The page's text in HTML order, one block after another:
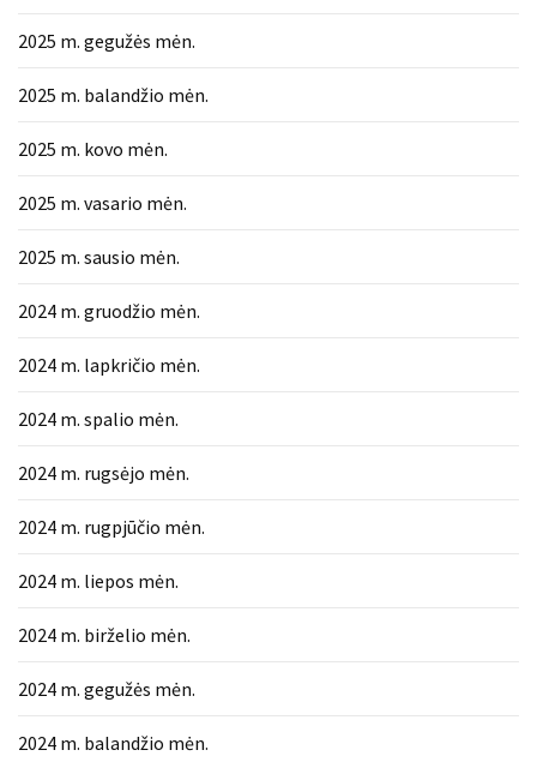
2025 m. gegužės mėn.
2025 m. balandžio mėn.
2025 m. kovo mėn.
2025 m. vasario mėn.
2025 m. sausio mėn.
2024 m. gruodžio mėn.
2024 m. lapkričio mėn.
2024 m. spalio mėn.
2024 m. rugsėjo mėn.
2024 m. rugpjūčio mėn.
2024 m. liepos mėn.
2024 m. birželio mėn.
2024 m. gegužės mėn.
2024 m. balandžio mėn.